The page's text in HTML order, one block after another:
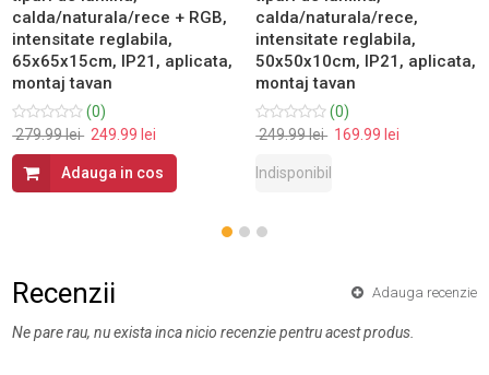
calda/naturala/rece + RGB,
intensitate reglabila,
65x65x15cm, IP21, aplicata,
montaj tavan
(0)
279.99 lei 249.99 lei
Adauga in cos
calda/naturala/rece,
intensitate reglabila,
50x50x10cm, IP21, aplicata,
montaj tavan
(0)
249.99 lei 169.99 lei
Indisponibil
Recenzii Adauga recenzie
Ne pare rau, nu exista inca nicio recenzie pentru acest produs.